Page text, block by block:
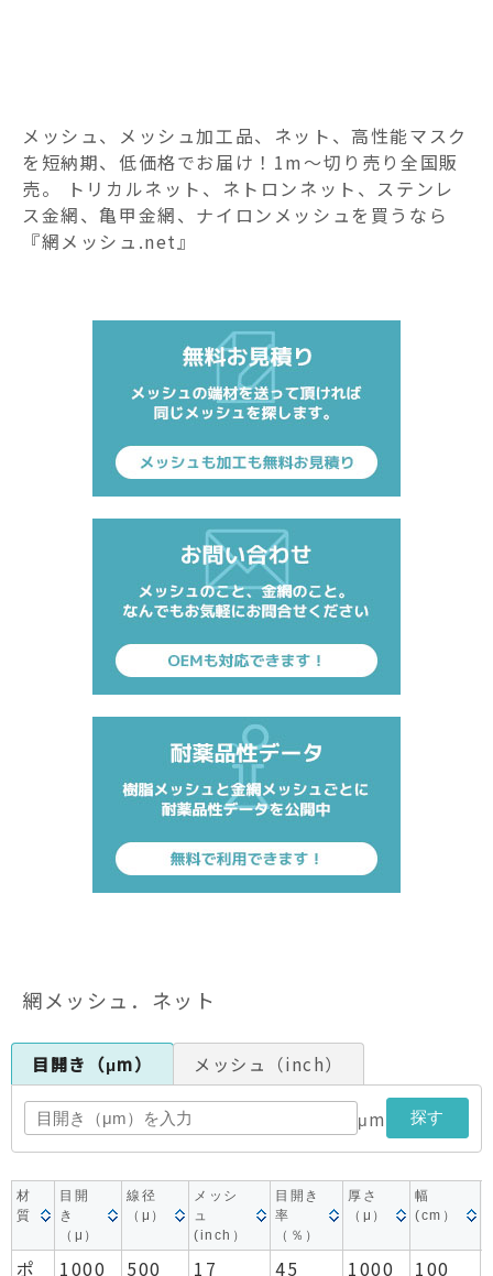
メッシュ、メッシュ加工品、ネット、高性能マスク
を短納期、低価格でお届け！1m～切り売り全国販
売。 トリカルネット、ネトロンネット、ステンレ
ス金網、亀甲金網、ナイロンメッシュを買うなら
『網メッシュ.net』
網メッシュ．ネット
目開き（μm） メッシュ（inch）
μm 探す
材
質
目開
き
（μ）
線径
（μ）
メッシ
ュ
(inch）
目開き
率
（％）
厚さ
（μ）
幅
(cm）
ポ 1000 500 17 45 1000 100